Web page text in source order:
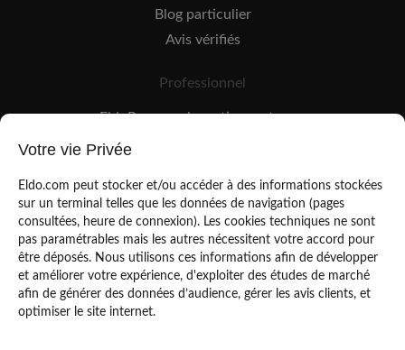
Blog particulier
Avis vérifiés
Professionnel
EldoPro pour les artisans et pros
EldoNetwork pour les réseaux, marques et industriels
Mentions légales
Votre vie Privée
Eldo.com peut stocker et/ou accéder à des informations stockées
sur un terminal telles que les données de navigation (pages
consultées, heure de connexion). Les cookies techniques ne sont
pas paramétrables mais les autres nécessitent votre accord pour
être déposés. Nous utilisons ces informations afin de développer
et améliorer votre expérience, d'exploiter des études de marché
afin de générer des données d’audience, gérer les avis clients, et
optimiser le site internet.